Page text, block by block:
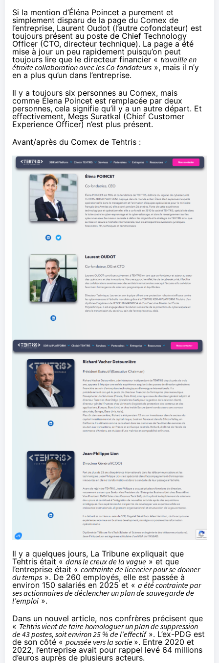
Si la mention d’Éléna Poincet a purement et
simplement disparu de la page du Comex de
l’entreprise, Laurent Oudot (l’autre cofondateur) est
toujours présent au poste de Chief Technology
Officer (CTO, directeur technique). La page a été
mise à jour un peu rapidement puisqu’on peut
toujours lire que le directeur financier « travaille en
étroite collaboration avec les Co-fondateurs », mais il n’y
en a plus qu’un dans l’entreprise.
Il y a toujours six personnes au Comex, mais
comme Élena Poincet est remplacée par deux
personnes, cela signifie qu’il y a un autre départ. Et
effectivement, Megs Suratkal (Chief Customer
Experience Officer) n’est plus présent.
Avant/après du Comex de Tehtris :
Il y a quelques jours, La Tribune expliquait que
Tehtris était « dans le creux de la vague » et que
l’entreprise était « contrainte de licencier pour se donner
du temps ». De 260 employés, elle est passée à
environ 150 salariés en 2025 et « a été contrainte par
ses actionnaires de déclencher un plan de sauvegarde de
l’emploi ».
Dans un nouvel article, nos confrères précisent que
« Tehtris vient de faire homologuer un plan de suppression
de 43 postes, soit environ 25 % de l’effectif». L’ex-PDG est
de son côté « poussée vers la sortie ». Entre 2020 et
2022, l’entreprise avait pour rappel levé 64 millions
d’euros auprès de plusieurs acteurs.